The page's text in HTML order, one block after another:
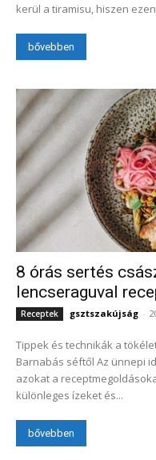
kerül a tiramisu, hiszen ezen
bővebben
8 órás sertés
lencseraguval
Receptek gsztszakújság -
Tippek és technikák a
Barnabás séftől Az ünnepi időszakban egyre többen keresik
azokat a
különleges ízeket és...
bővebben